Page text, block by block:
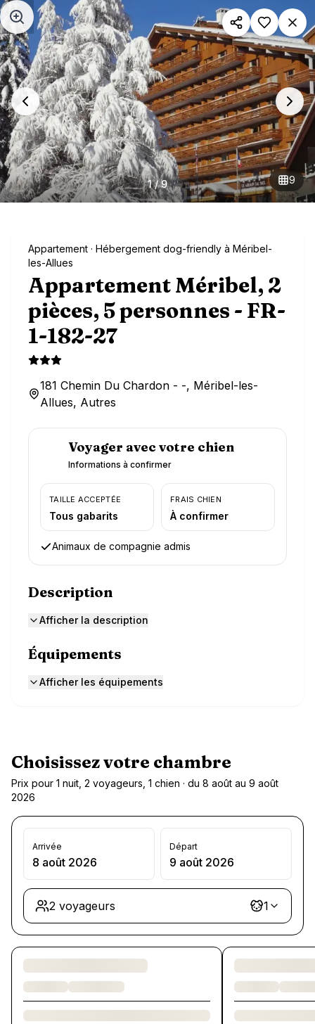
Aller au contenu principal
1/9 9
Appartement · Hébergement dog-friendly à Méribel-
les-Allues
Appartement Méribel, 2
pièces, 5 personnes - FR-
1-182-27
181 Chemin Du Chardon - -, Méribel-les-
Allues, Autres
Voyager avec votre chien
Informations à confirmer
TAILLE ACCEPTÉE
Tous gabarits
FRAIS CHIEN
À confirmer
Animaux de compagnie admis
Description
Afficher la description
Équipements
Afficher les équipements
Choisissez votre chambre
Prix pour 1 nuit, 2 voyageurs, 1 chien · du 8 août au 9 août
2026
Arrivée
8 août 2026
Départ
9 août 2026
2 voyageurs 1
Chargement des chambres et des formules…